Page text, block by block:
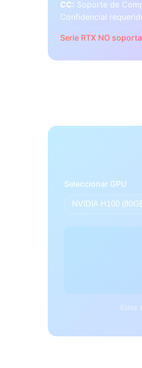
CC: Soporte de
Confidencial
Serie RTX NO
Seleccionar GPU
NVIDIA H100
Estos